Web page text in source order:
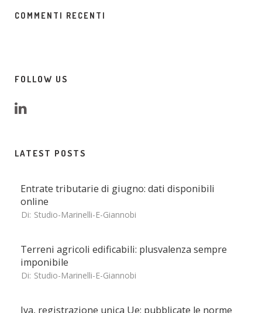
COMMENTI RECENTI
FOLLOW US
LATEST POSTS
Entrate tributarie di giugno: dati disponibili
online
Di: Studio-Marinelli-E-Giannobi
Terreni agricoli edificabili: plusvalenza sempre
imponibile
Di: Studio-Marinelli-E-Giannobi
Iva, registrazione unica Ue: pubblicate le norme